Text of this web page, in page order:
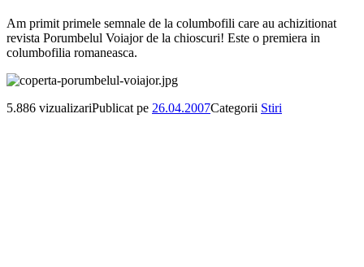
Am primit primele semnale de la columbofili care au achizitionat
revista Porumbelul Voiajor de la chioscuri! Este o premiera in
columbofilia romaneasca.
5.886 vizualizariPublicat pe 26.04.2007Categorii Stiri